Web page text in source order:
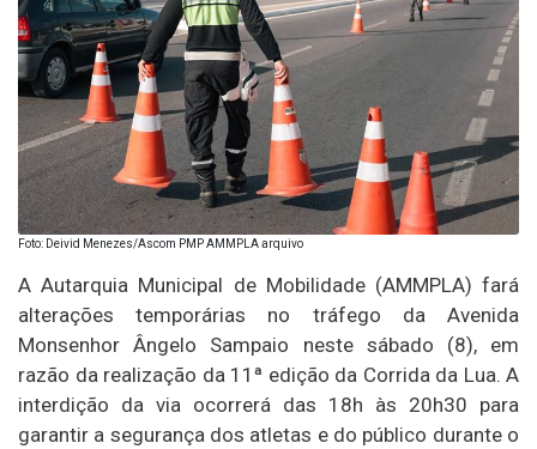
Foto: Deivid Menezes/Ascom PMP AMMPLA arquivo
A Autarquia Municipal de Mobilidade (AMMPLA) fará
alterações temporárias no tráfego da Avenida
Monsenhor Ângelo Sampaio neste sábado (8), em
razão da realização da 11ª edição da Corrida da Lua. A
interdição da via ocorrerá das 18h às 20h30 para
garantir a segurança dos atletas e do público durante o